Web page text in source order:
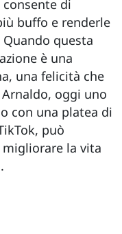
di
buffo e renderle
questa
è una
una felicità che
oggi uno
con una platea di
può
la vita